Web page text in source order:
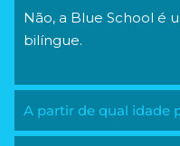
Não, a Blue School é
bilíngue.
A partir de qual idade